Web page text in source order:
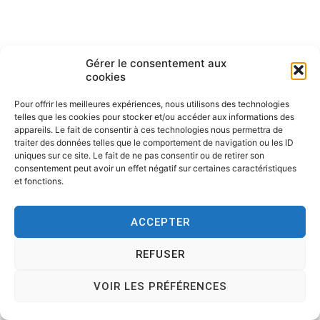
Gérer le consentement aux
cookies
Pour offrir les meilleures expériences, nous utilisons des technologies
telles que les cookies pour stocker et/ou accéder aux informations des
appareils. Le fait de consentir à ces technologies nous permettra de
traiter des données telles que le comportement de navigation ou les ID
uniques sur ce site. Le fait de ne pas consentir ou de retirer son
consentement peut avoir un effet négatif sur certaines caractéristiques
et fonctions.
ACCEPTER
REFUSER
VOIR LES PRÉFÉRENCES
Copyright © 2026Tesson, dessinateur de presse, dessin en
direct, dessin humoristique, cartoonist.. All rights reserved.
Theme:Cenoteby ThemeGrill. Powered byWordPress